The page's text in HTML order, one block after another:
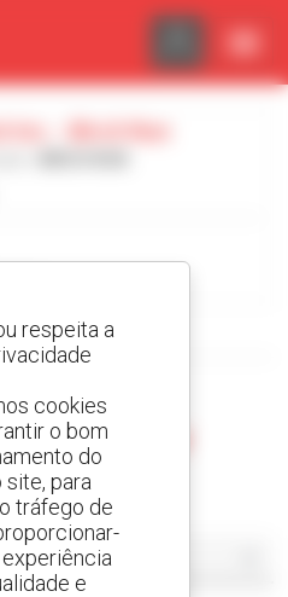
de pesquisa
Tri County
Run
respeita a
cookies
o bom
do
site, para
tráfego de
experiência
e